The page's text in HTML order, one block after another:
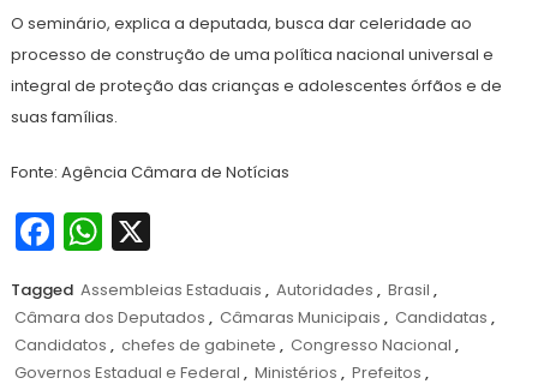
O seminário, explica a deputada, busca dar celeridade ao
processo de construção de uma política nacional universal e
integral de proteção das crianças e adolescentes órfãos e de
suas famílias.
Fonte: Agência Câmara de Notícias
Facebook
WhatsApp
X
Tagged Assembleias Estaduais , Autoridades , Brasil ,
Câmara dos Deputados , Câmaras Municipais , Candidatas ,
Candidatos , chefes de gabinete , Congresso Nacional ,
Governos Estadual e Federal , Ministérios , Prefeitos ,